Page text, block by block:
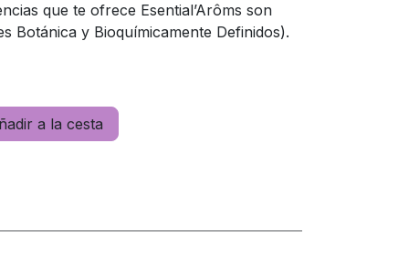
que te ofrece Esential’Arôms son
Botánica y Bioquímicamente Definidos).
a la cesta